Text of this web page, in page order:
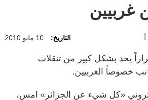
غربيين
التاريخ: 10 مايو 2010
يحد بشكل كبير من تنقلات
خصوصاً الغربيين.
«كل شيء عن الجزائر» امس،